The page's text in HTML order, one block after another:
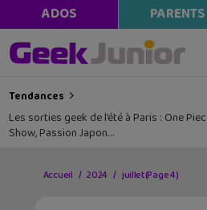
ADOS PARENTS
Tendances
Les sorties geek de l’été à Paris : One
Show, Passion Japon…
Accueil 2024 juillet(Page 4)